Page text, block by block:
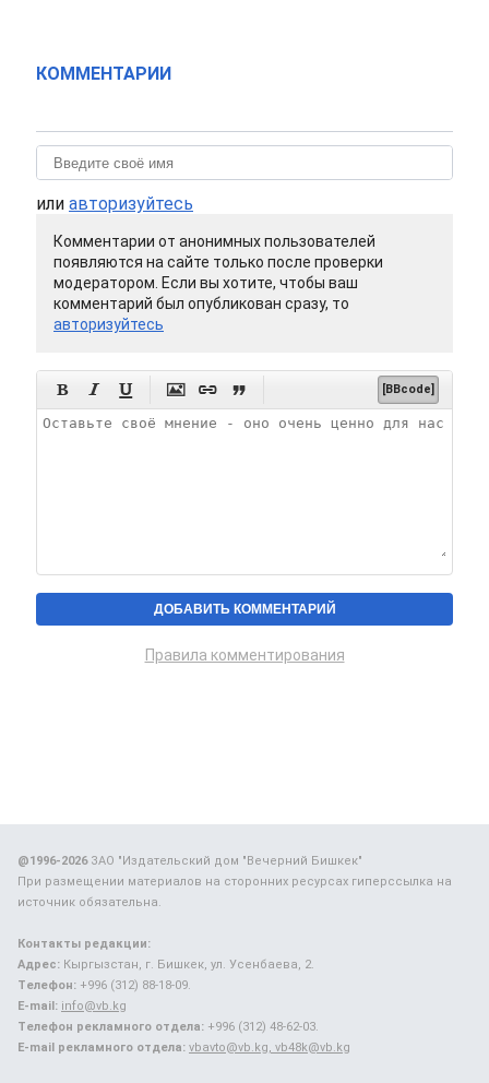
КОММЕНТАРИИ
или авторизуйтесь
Комментарии от анонимных пользователей
появляются на сайте только после проверки
модератором. Если вы хотите, чтобы ваш
комментарий был опубликован сразу, то
авторизуйтесь
      [BBcode]
Правила комментирования
@1996-2026ЗАО "Издательский дом "Вечерний Бишкек"
При размещении материалов на сторонних ресурсах гиперссылка на
источник обязательна.
Контакты редакции:
Адрес: Кыргызстан, г. Бишкек, ул. Усенбаева, 2.
Телефон: +996 (312) 88-18-09.
E-mail: info@vb.kg
Телефон рекламного отдела: +996 (312) 48-62-03.
E-mail рекламного отдела: vbavto@vb.kg, vb48k@vb.kg